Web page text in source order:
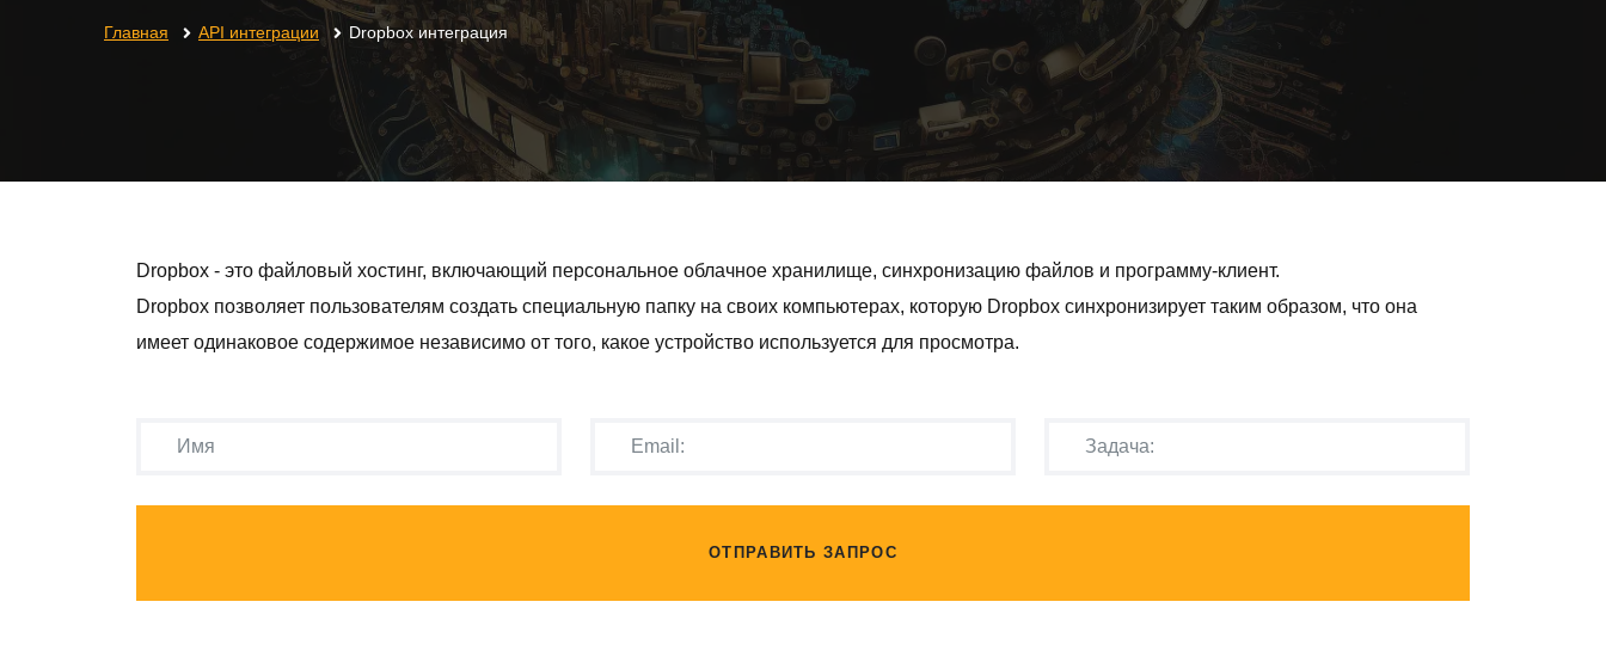
Главная API интеграции Dropbox интеграция
Dropbox - это файловый хостинг, включающий персональное облачное хранилище, синхронизацию файлов и программу-клиент.
Dropbox позволяет пользователям создать специальную папку на своих компьютерах, которую Dropbox синхронизирует таким образом, что она
имеет одинаковое содержимое независимо от того, какое устройство используется для просмотра.
ОТПРАВИТЬ ЗАПРОС